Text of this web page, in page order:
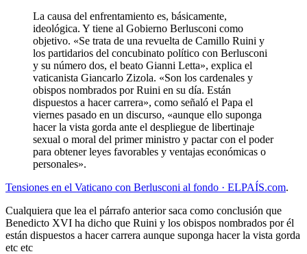
La causa del enfrentamiento es, básicamente,
ideológica. Y tiene al Gobierno Berlusconi como
objetivo. «Se trata de una revuelta de Camillo Ruini y
los partidarios del concubinato político con Berlusconi
y su número dos, el beato Gianni Letta», explica el
vaticanista Giancarlo Zizola. «Son los cardenales y
obispos nombrados por Ruini en su día. Están
dispuestos a hacer carrera», como señaló el Papa el
viernes pasado en un discurso, «aunque ello suponga
hacer la vista gorda ante el despliegue de libertinaje
sexual o moral del primer ministro y pactar con el poder
para obtener leyes favorables y ventajas económicas o
personales».
Tensiones en el Vaticano con Berlusconi al fondo · ELPAÍS.com.
Cualquiera que lea el párrafo anterior saca como conclusión que
Benedicto XVI ha dicho que Ruini y los obispos nombrados por él
están dispuestos a hacer carrera aunque suponga hacer la vista gorda
etc etc